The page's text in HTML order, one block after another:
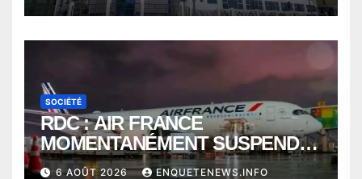
SOCIÉTÉ
RDC : AIR FRANCE
MOMENTANÉMENT SUSPENDU
ENTRE KINSHASA ET PARIS ?
6 AOÛT 2026 ENQUETENEWS.INFO